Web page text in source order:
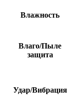
Влажность
Влаго/Пыле
защита
Удар/Вибрация